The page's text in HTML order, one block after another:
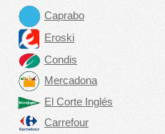
Caprabo
Eroski
Condis
Mercadona
El Corte Inglés
Carrefour